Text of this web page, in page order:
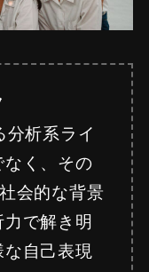
分析系ライ
なく、その
会的な背景
で解き明
自己表現